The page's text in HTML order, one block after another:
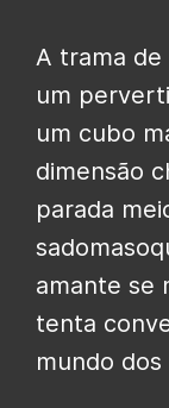
A trama de
um
um cubo
dimensão
parada
amante se
tenta
mundo dos